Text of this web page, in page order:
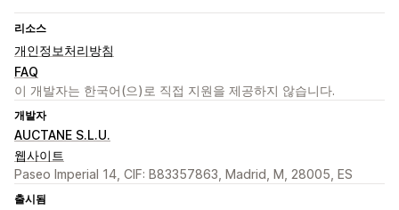
리소스
개인정보처리방침
FAQ
이 개발자는 한국어(으)로 직접 지원을 제공하지 않습니다.
개발자
AUCTANE S.L.U.
웹사이트
Paseo Imperial 14, CIF: B83357863, Madrid, M, 28005, ES
출시됨